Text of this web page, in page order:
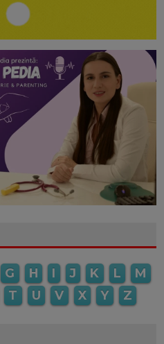
G H I J K L
M
T U V X Y Z